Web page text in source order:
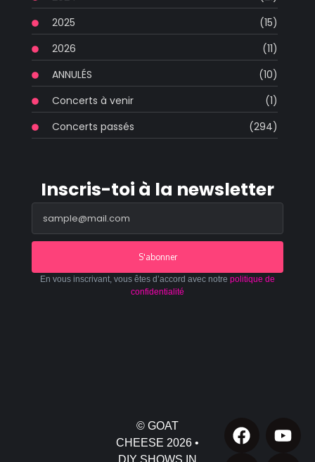
2025
(15)
2026
(11)
ANNULÉS
(10)
Concerts à venir
(1)
Concerts passés
(294)
Inscris-toi à la newsletter
S'abonner
En vous inscrivant, vous êtes d’accord avec notre politique de
confidentialité
© GOAT
CHEESE 2026 •
DIY SHOWS IN